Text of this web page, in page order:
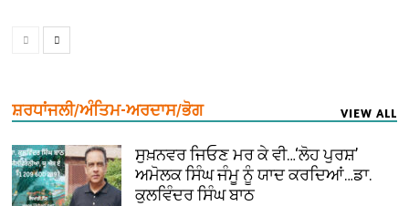
ਸ਼ਰਧਾਂਜਲੀ/ਅੰਤਿਮ-ਅਰਦਾਸ/ਭੋਗ VIEW ALL
ਸੁਖ਼ਨਵਰ ਜਿਓਣ ਮਰ ਕੇ ਵੀ…‘ਲੋਹ ਪੁਰਸ਼’
ਅਮੋਲਕ ਸਿੰਘ ਜੰਮੂ ਨੂੰ ਯਾਦ ਕਰਦਿਆਂ…ਡਾ.
ਕੁਲਵਿੰਦਰ ਸਿੰਘ ਬਾਠ